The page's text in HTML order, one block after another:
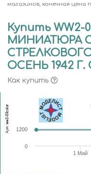
магазинов, конечная
Купить WW2-
МИНИАТЮРА
ОСЕНЬ 1942 Г.
Как купить
Арт.
ww2-03color
1 Май
0
1200